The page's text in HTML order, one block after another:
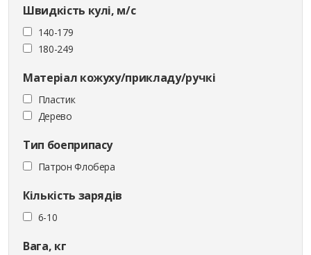
Швидкість кулі, м/с
140-179
180-249
Матеріал кожуху/прикладу/ручкі
Пластик
Дерево
Тип боеприпасу
Патрон Флобера
Кількість зарядів
6-10
Вага, кг